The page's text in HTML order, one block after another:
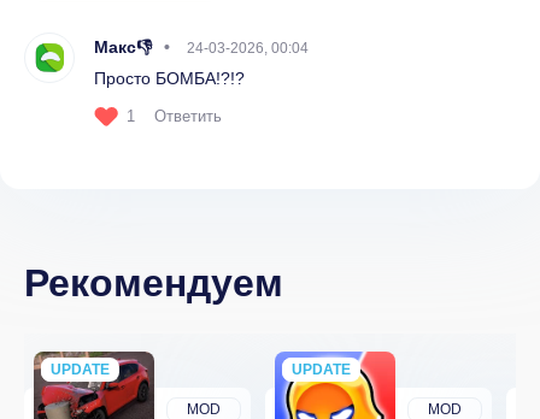
Макс👎 24-03-2026, 00:04
Просто БОМБА!?!?
1 Ответить
Рекомендуем
MOD
UPDATE
NEW
MOD
UPDATE
NEW